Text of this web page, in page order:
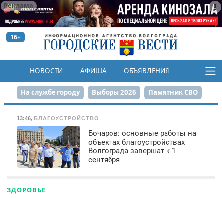
Реклама
16+
НОВОСТИ АФИША ОБЪЯВЛЕНИЯ
КОНКУРСЫ
На службе городу Выборы 2026 Памятник СВО
Сталинград в сердце
Набережная День Победы Реконструкция ЦПКиО
80-летие Победы Парк Героев-летчиков
13:46, БЛАГОУСТРОЙСТВО
Бочаров: основные работы на
объектах благоустройствах
Волгограда завершат к 1
сентября
ЗДОРОВЬЕ